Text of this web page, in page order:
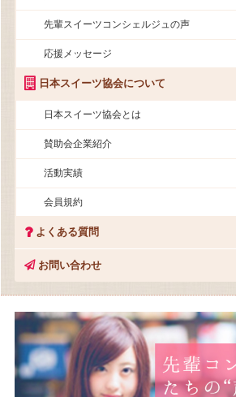
先輩スイーツコンシェルジュの声
応援メッセージ
日本スイーツ協会について
日本スイーツ協会とは
賛助会企業紹介
活動実績
会員規約
よくある質問
お問い合わせ